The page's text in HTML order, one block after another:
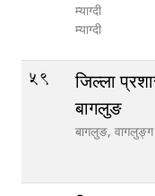
म्याग्दी
म्याग्दी
59
जिल्ला
बागलुङ
बागलुङ, वागलुङ्ग